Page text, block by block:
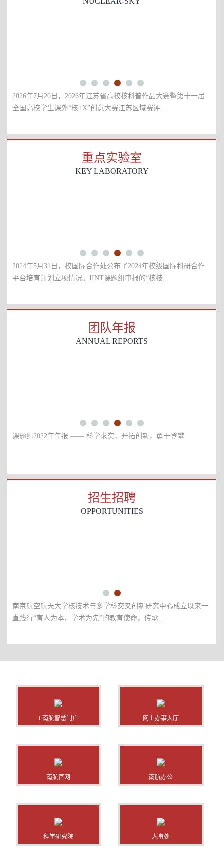
日，2026年江苏省高校核科普作品大赛暨第十一届
生课外“核+X”创意大赛江苏区域赛评...
2026年6月23日，
重点实验室
KEY LABORATORY
5月31日，校国际合作处公布了2024年校级国际科研合作
育计划立项情况。IINT课题组申报的“核技...
各有关单位
团队年报
ANNUAL REPORTS
2022年年报 —— 科学求实，开拓创新，勇于登攀 课题组2021
招生招聘
OPPORTUNITIES
空航天大学核技术与多学科交叉创新研究中心成立以来一
“育人为本、学术为先”的教育使命，传承...
IINT课题组
i·南航智慧门户 网上办事大厅
南航官网 南航办公
科学研究院 人事处